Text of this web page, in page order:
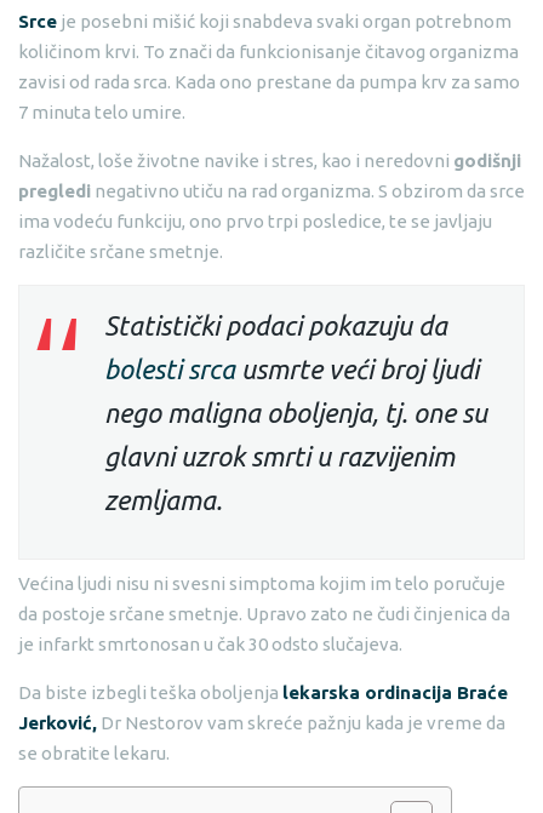
Srce je posebni mišić koji snabdeva svaki organ potrebnom
količinom krvi. To znači da funkcionisanje čitavog organizma
zavisi od rada srca. Kada ono prestane da pumpa krv za samo
7 minuta telo umire.
Nažalost, loše životne navike i stres, kao i neredovni godišnji
pregledi negativno utiču na rad organizma. S obzirom da srce
ima vodeću funkciju, ono prvo trpi posledice, te se javljaju
različite srčane smetnje.
Statistički podaci pokazuju da
bolesti srca usmrte veći broj ljudi
nego maligna oboljenja, tj. one su
glavni uzrok smrti u razvijenim
zemljama.
Većina ljudi nisu ni svesni simptoma kojim im telo poručuje
da postoje srčane smetnje. Upravo zato ne čudi činjenica da
je infarkt smrtonosan u čak 30 odsto slučajeva.
Da biste izbegli teška oboljenja lekarska ordinacija Braće
Jerković, Dr Nestorov vam skreće pažnju kada je vreme da
se obratite lekaru.